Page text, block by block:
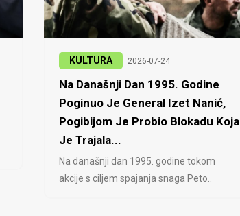
KULTURA 2026-07-24
Na Današnji Dan 1995. Godine
Poginuo Je General Izet Nanić,
Pogibijom Je Probio Blokadu Koja
Je Trajala...
Na današnji dan 1995. godine tokom
akcije s ciljem spajanja snaga Peto..